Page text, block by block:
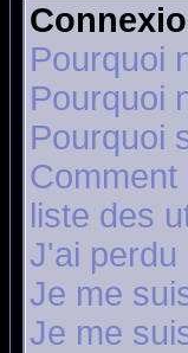
Pourquoi
Pourquoi
Pourquoi
liste des
J'ai perdu
Je me
Je me